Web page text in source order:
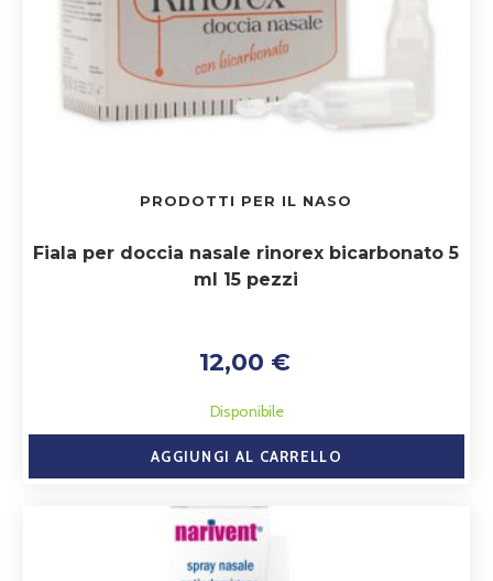
PRODOTTI PER IL NASO
Fiala per doccia nasale rinorex bicarbonato 5
ml 15 pezzi
12,00 €
Disponibile
AGGIUNGI AL CARRELLO